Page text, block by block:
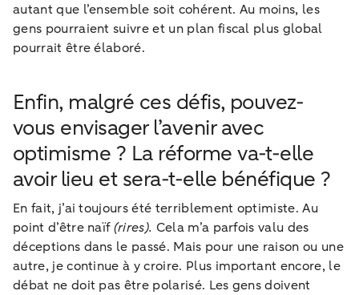
autant que l’ensemble soit cohérent. Au moins, les
gens pourraient suivre et un plan fiscal plus global
pourrait être élaboré.
Enfin, malgré ces défis, pouvez-
vous envisager l’avenir avec
optimisme ? La réforme va-t-elle
avoir lieu et sera-t-elle bénéfique ?
En fait, j’ai toujours été terriblement optimiste. Au
point d’être naïf(rires). Cela m’a parfois valu des
déceptions dans le passé. Mais pour une raison ou une
autre, je continue à y croire. Plus important encore, le
débat ne doit pas être polarisé. Les gens doivent